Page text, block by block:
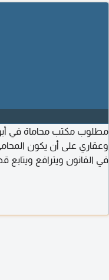
مطلوب مكتب محاماة في
وعقاري على أن يكون
في القانون ويترافع ويتابع